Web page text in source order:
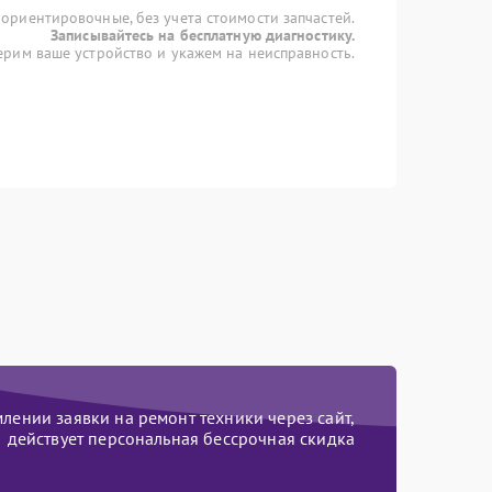
без учета стоимости запчастей.
Записывайтесь на бесплатную диагностику.
ваше устройство и укажем на неисправность.
заявки на ремонт техники через сайт,
действует персональная бессрочная скидка